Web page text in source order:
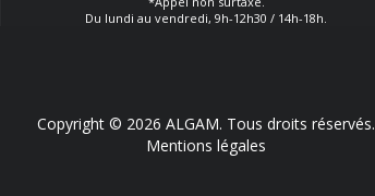
Du lundi au vendredi, 9h-12h30 / 14h-18h.
Copyright © 2026 ALGAM. Tous droits réservés.
Mentions légales